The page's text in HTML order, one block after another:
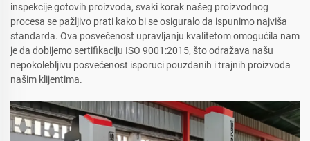
inspekcije gotovih proizvoda, svaki korak našeg proizvodnog
procesa se pažljivo prati kako bi se osiguralo da ispunimo najviša
standarda. Ova posvećenost upravljanju kvalitetom omogućila nam
je da dobijemo sertifikaciju ISO 9001:2015, što odražava našu
nepokolebljivu posvećenost isporuci pouzdanih i trajnih proizvoda
našim klijentima.